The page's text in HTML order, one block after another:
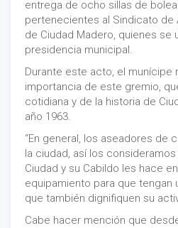
entrega de ocho sillas de
pertenecientes al Sindicato de
de Ciudad Madero, quienes se
presidencia municipal.
Durante este acto, el munícipe
importancia de este gremio,
cotidiana y de la historia de
año 1963.
“En general, los aseadores de
la ciudad, así los
Ciudad y su Cabildo les hace
equipamiento para que tengan
que también dignifiquen su
Cabe hacer mención que